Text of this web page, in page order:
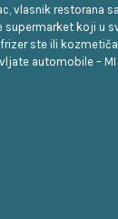
vlasnik restorana
supermarket koji u
ste ili
automobile – MI